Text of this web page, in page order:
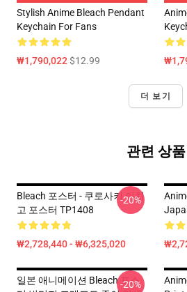
Stylish Anime Bleach Pendant
Keychain For Fans
₩1,790,022$12.99
더 보기
관련 상품
Bleach 포스터 - 쿠로사키 이치
고 포스터 TP1408
₩2,728,440 - ₩6,325,020
-20%
일본 애니메이션 Bleach 포스
-20%